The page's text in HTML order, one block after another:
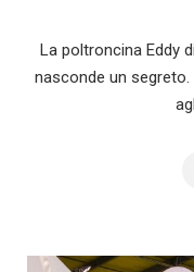
La poltroncina Eddy
nasconde un